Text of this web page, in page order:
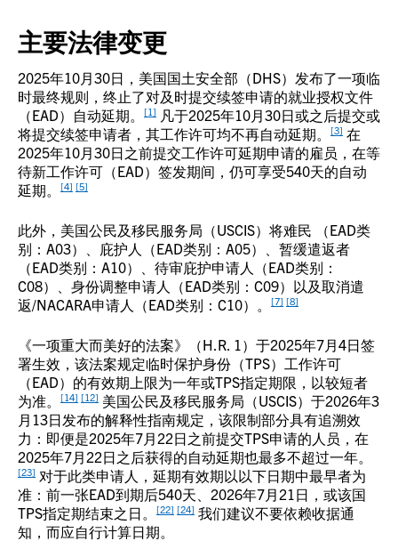
主要法律变更
2025年10月30日，美国国土安全部（DHS）发布了一项临
时最终规则，终止了对及时提交续签申请的就业授权文件
（EAD）自动延期。
[1] 凡于2025年10月30日或之后提交或
将提交续签申请者，其工作许可均不再自动延期。
[3] 在
2025年10月30日之前提交工作许可延期申请的雇员，在等
待新工作许可（EAD）签发期间，仍可享受540天的自动
延期。
[4] [5]
此外，美国公民及移民服务局（USCIS）将难民 （EAD类
别：A03）、庇护人（EAD类别：A05）、暂缓遣返者
（EAD类别：A10）、待审庇护申请人（EAD类别：
C08）、身份调整申请人（EAD类别：C09）以及取消遣
返/NACARA申请人（EAD类别：C10）。
[7] [8]
《一项重大而美好的法案》（H.R. 1）于2025年7月4日签
署生效，该法案规定临时保护身份（TPS）工作许可
（EAD）的有效期上限为一年或TPS指定期限，以较短者
为准。
[14] [12] 美国公民及移民服务局（USCIS）于2026年3
月13日发布的解释性指南规定，该限制部分具有追溯效
力：即便是2025年7月22日之前提交TPS申请的人员，在
2025年7月22日之后获得的自动延期也最多不超过一年。
[23] 对于此类申请人，延期有效期以以下日期中最早者为
准：前一张EAD到期后540天、2026年7月21日，或该国
TPS指定期结束之日。
[22] [24] 我们建议不要依赖收据通
知，而应自行计算日期。